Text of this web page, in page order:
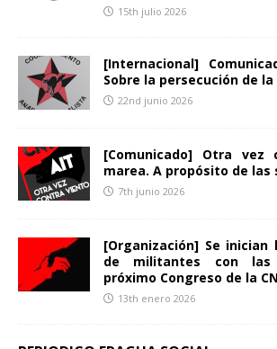
15th julio 2026
[Internacional]
Sobre la persecución de la
22nd junio 2026
[Comunicado] Otra
marea. A propósito de las
7th junio 2026
[Organización] Se inician
de militantes con las
próximo Congreso de la
13th enero 2026